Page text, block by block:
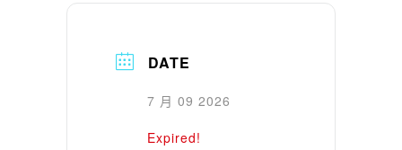
DATE
7 月 09 2026
Expired!